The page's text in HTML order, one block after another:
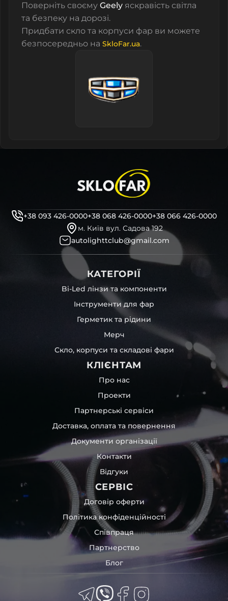
Поверніть своєму Geely яскравість світла
та безпеку на дорозі.
Придбати скло та корпуси фар ви можете
безпосередньо на SkloFar.ua.
+38 093 426-0000+38 068 426-0000+38 066 426-0000
м. Київ вул. Садова 192
autolighttclub@gmail.com
КАТЕГОРІЇ
Bi-Led лінзи та компоненти
Інструменти для фар
Герметик та рідини
Мерч
Скло, корпуси та складові фари
КЛІЄНТАМ
Про нас
Проекти
Партнерські сервіси
Доставка, оплата та повернення
Документи організації
Контакти
Відгуки
СЕРВІС
Договір оферти
Політика конфіденційності
Співпраця
Партнерство
Блог